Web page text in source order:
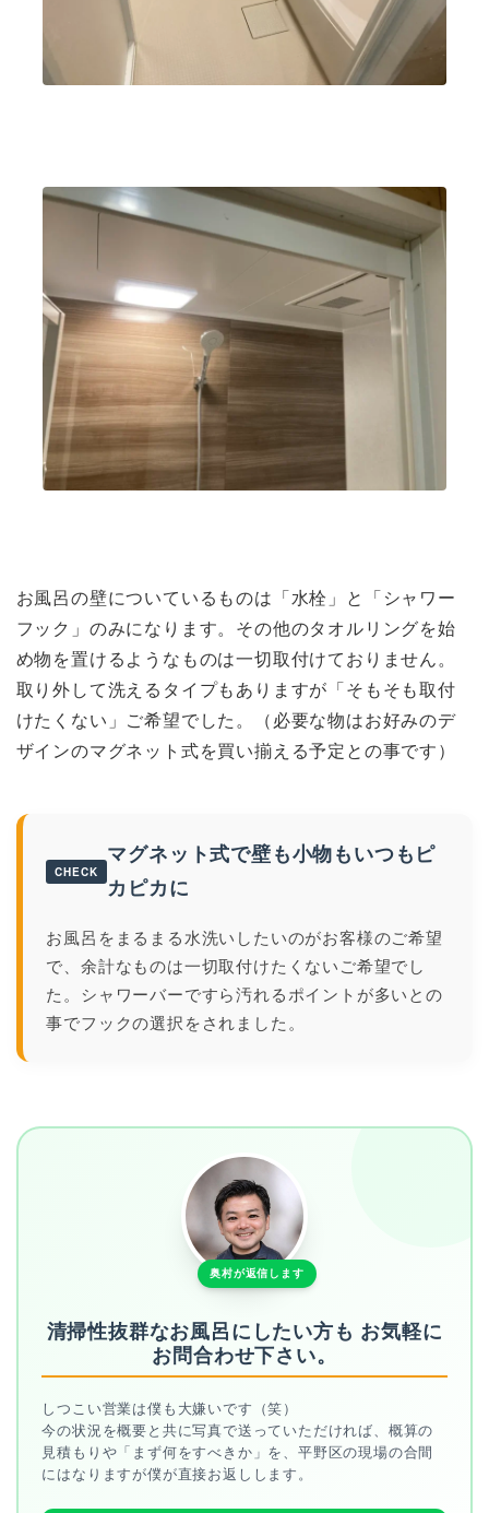
お風呂の壁についているものは「水栓」と「シャワー
フック」のみになります。その他のタオルリングを始
め物を置けるようなものは一切取付けておりません。
取り外して洗えるタイプもありますが「そもそも取付
けたくない」ご希望でした。（必要な物はお好みのデ
ザインのマグネット式を買い揃える予定との事です）
CHECK
マグネット式で壁も小物もいつもピ
カピカに
お風呂をまるまる水洗いしたいのがお客様のご希望
で、余計なものは一切取付けたくないご希望でし
た。シャワーバーですら汚れるポイントが多いとの
事でフックの選択をされました。
奥村が返信します
清掃性抜群なお風呂にしたい方も お気軽に
お問合わせ下さい。
しつこい営業は僕も大嫌いです（笑）
今の状況を概要と共に写真で送っていただければ、概算の
見積もりや「まず何をすべきか」を、平野区の現場の合間
にはなりますが僕が直接お返しします。